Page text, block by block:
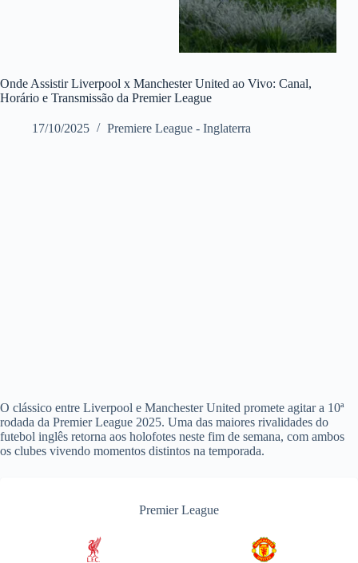
Onde Assistir Liverpool x Manchester United ao Vivo: Canal,
Horário e Transmissão da Premier League
17/10/2025 Premiere League - Inglaterra
O clássico entre Liverpool e Manchester United promete agitar a 10ª
rodada da Premier League 2025. Uma das maiores rivalidades do
futebol inglês retorna aos holofotes neste fim de semana, com ambos
os clubes vivendo momentos distintos na temporada.
Premier League